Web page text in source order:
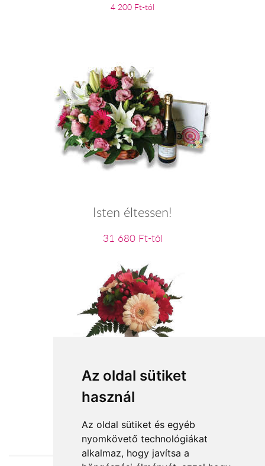
Az oldal sütiket
használ
Az oldal sütiket és egyéb
nyomkövető technológiákat
alkalmaz, hogy javítsa a
4 200 Ft-tól
Isten éltessen!
31 680 Ft-tól
Ölelés